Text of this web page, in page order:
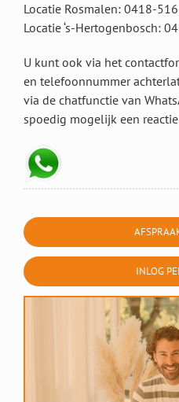
Locatie Rosmalen: 0418-
Locatie ‘s-Hertogenbosch:
U kunt ook via het
en telefoonnummer
via de chatfunctie van
spoedig mogelijk een
INLOG